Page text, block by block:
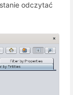
odczytać